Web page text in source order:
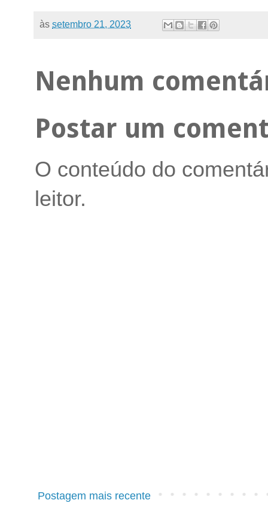
às setembro 21, 2023
Nenhum
Postar um
O conteúdo do
leitor.
Postagem mais recente